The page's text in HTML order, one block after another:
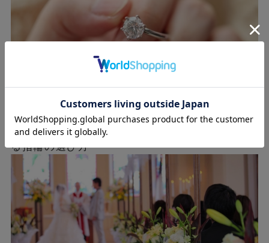
シンプルな婚約指輪の魅力とは？ 長く愛用でき
る指輪の選び方